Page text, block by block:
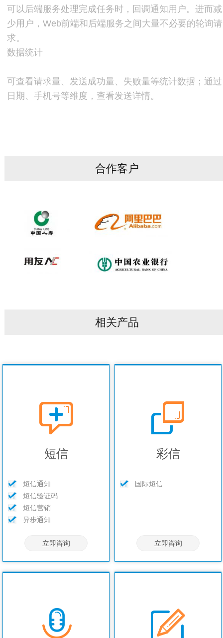
可以后端服务处理完成任务时，回调通知用户。进而减
少用户，Web前端和后端服务之间大量不必要的轮询请
求。
数据统计
可查看请求量、发送成功量、失败量等统计数据；通过
日期、手机号等维度，查看发送详情。
合作客户
相关产品
短信
短信通知
短信验证码
短信营销
异步通知
立即咨询
彩信
国际短信
立即咨询